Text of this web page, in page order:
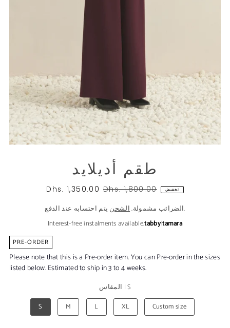
طقم أديلايد
Dhs. 1,350.00 Dhs. 1,800.00 تخفيض
الضرائب مشمولة.الشحن
يتم احتسابه عند الدفع.
Interest-free instalments available.tabby|tamara
PRE-ORDER
Please note that this is a Pre-order item. You can Pre-order in the sizes
listed below. Estimated to ship in 3 to 4 weeks.
المقاس |S
S
M L XL Custom size